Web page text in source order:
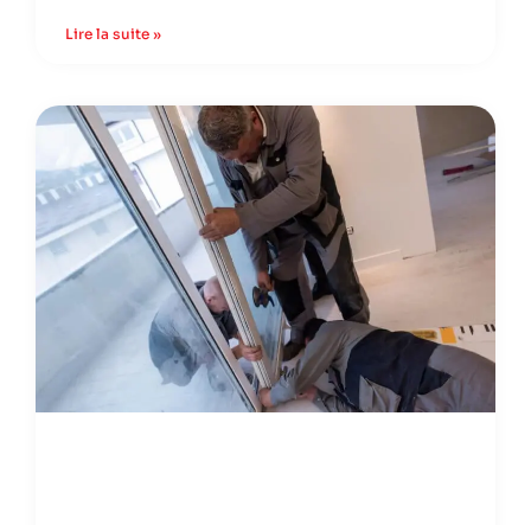
Lire la suite »